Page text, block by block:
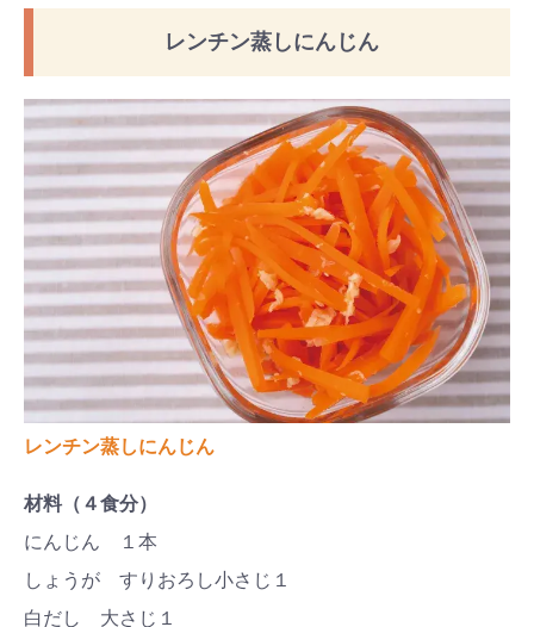
レンチン蒸しにんじん
レンチン蒸しにんじん
材料（４食分）
にんじん １本
しょうが すりおろし小さじ１
白だし 大さじ１